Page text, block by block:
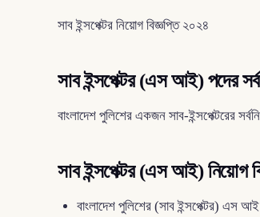
সাব ইন্সপেক্টর নিয়োগ বিজ্ঞপ্তি ২০২৪
সাব ইন্সপেক্টর (এস আই) পদের
বাংলাদেশ পুলিশের একজন সাব-ইন্সপেক্টরের
সাব ইন্সপেক্টর (এস আই) নিয়োগ
বাংলাদেশ পুলিশের (সাব ইন্সপেক্টর) এস